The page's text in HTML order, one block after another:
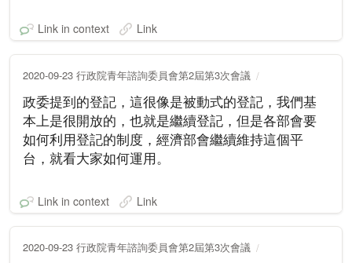
Link in context Link
2020-09-23 行政院青年諮詢委員會第2屆第3次會議
政委提到的登記，這很像是被動式的登記，我們基
本上是很開放的，也就是繼續登記，但是各部會要
如何利用登記的制度，經濟部會繼續維持這個平
台，就看大家如何運用。
Link in context Link
2020-09-23 行政院青年諮詢委員會第2屆第3次會議